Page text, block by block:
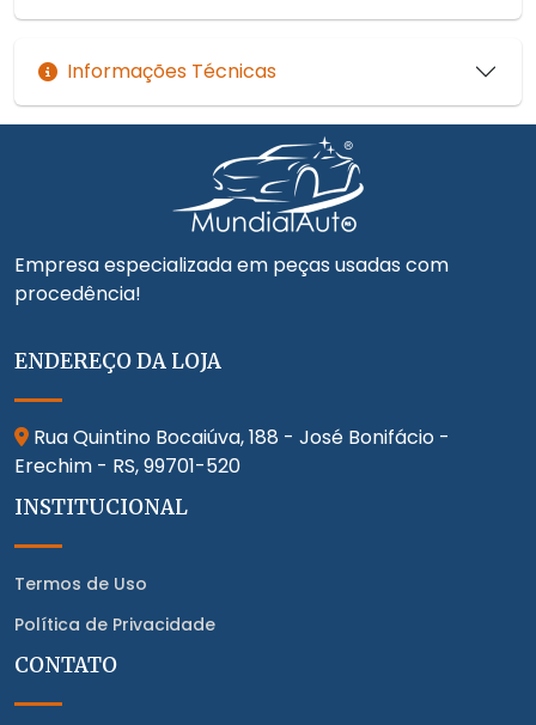
Informações Técnicas
Empresa especializada em peças usadas com
procedência!
ENDEREÇO DA LOJA
Rua Quintino Bocaiúva, 188 - José Bonifácio -
Erechim - RS,99701-520
INSTITUCIONAL
Termos de Uso
Política de Privacidade
CONTATO